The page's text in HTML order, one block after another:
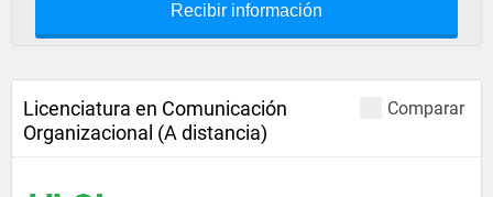
Recibir información
Comparar
Licenciatura en Comunicación
Organizacional (A distancia)